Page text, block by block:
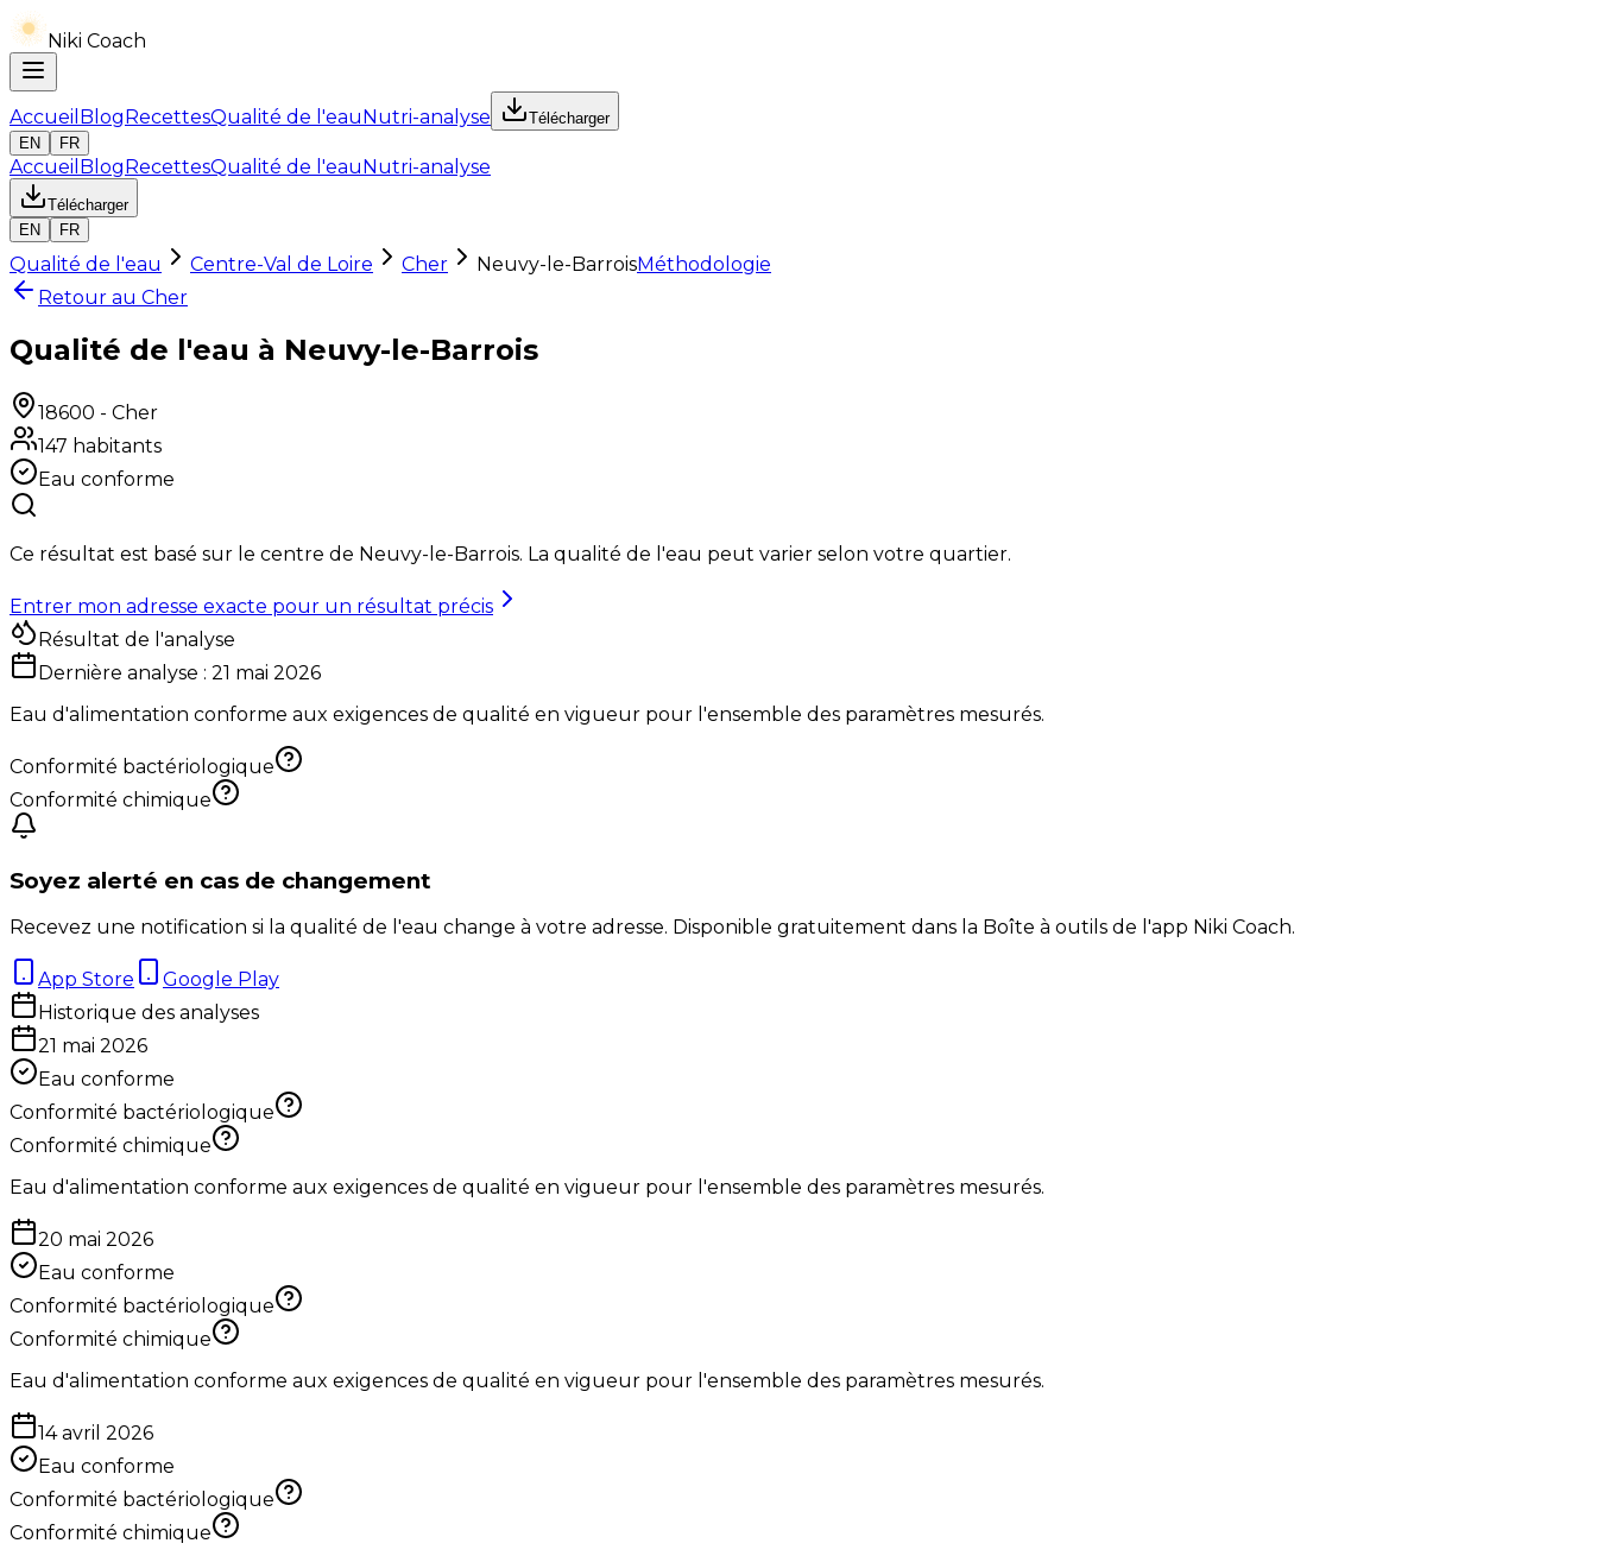
Niki Coach
Accueil BlogRecettesQualité de l'eauNutri-analyse
Télécharger
EN
FR
Accueil BlogRecettesQualité de l'eauNutri-analyse
Télécharger
EN
FR
Qualité de l'eau Centre-Val de Loire Cher Neuvy-le-BarroisMéthodologie
Retour au Cher
Qualité de l'eau à Neuvy-le-Barrois
18600 - Cher
147 habitants
Eau conforme
Ce résultat est basé sur le centre de Neuvy-le-Barrois. La qualité de l'eau peut varier selon votre quartier.
Entrer mon adresse exacte pour un résultat précis
Résultat de l'analyse
Dernière analyse : 21 mai 2026
Eau d'alimentation conforme aux exigences de qualité en vigueur pour l'ensemble des paramètres mesurés.
Conformité bactériologique
Conformité chimique
Soyez alerté en cas de changement
Recevez une notification si la qualité de l'eau change à votre adresse. Disponible gratuitement dans la Boîte à outils de l'app Niki Coach.
App Store
Google Play
Historique des analyses
21 mai 2026
Eau conforme
Conformité bactériologique
Conformité chimique
Eau d'alimentation conforme aux exigences de qualité en vigueur pour l'ensemble des paramètres mesurés.
20 mai 2026
Eau conforme
Conformité bactériologique
Conformité chimique
Eau d'alimentation conforme aux exigences de qualité en vigueur pour l'ensemble des paramètres mesurés.
14 avril 2026
Eau conforme
Conformité bactériologique
Conformité chimique